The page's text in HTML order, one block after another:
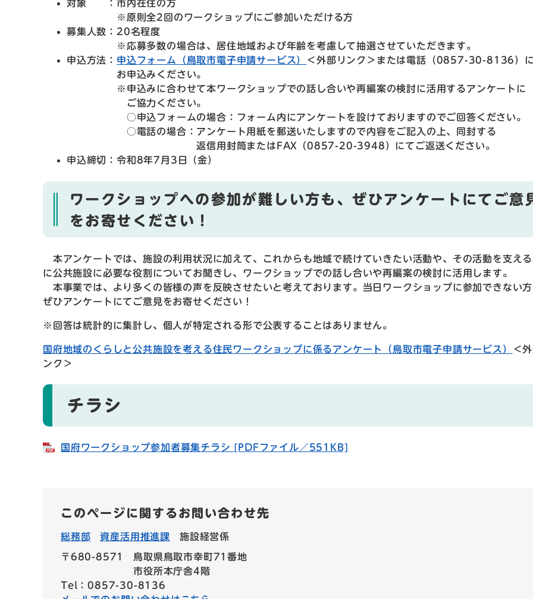
対象 ：市内在住の方
※原則全2回のワークショップにご参加いただける方
募集人数：20名程度
※応募多数の場合は、居住地域および年齢を考慮して抽選させていただきます。
申込方法： 申込フォーム（鳥取市電子申請サービス） ＜外部リンク＞ または電話（0857-30-8136）
お申込みください。
※申込みに合わせて本ワークショップでの話し合いや再編案の検討に活用するアンケートに
ご協力ください。
○申込フォームの場合：フォーム内にアンケートを設けておりますのでご回答ください。
○電話の場合：アンケート用紙を郵送いたしますので内容をご記入の上、同封する
返信用封筒またはFAX（0857-20-3948）にてご返送ください。
申込締切：令和8年7月3日（金）
ワークショップへの参加が難しい方も、ぜひアンケートにてご意
をお寄せください！
本アンケートでは、施設の利用状況に加えて、これからも地域で続けていきたい活動や、その活動を支え
に公共施設に必要な役割についてお聞きし、ワークショップでの話し合いや再編案の検討に活用します。
本事業では、より多くの皆様の声を反映させたいと考えております。当日ワークショップに参加できない
ぜひアンケートにてご意見をお寄せください！
※回答は統計的に集計し、個人が特定される形で公表することはありません。
国府地域のくらしと公共施設を考える住民ワークショップに係るアンケート（鳥取市電子申請サービス）
＜
ンク＞
チラシ
国府ワークショップ参加者募集チラシ [PDFファイル／551KB]
このページに関するお問い合わせ先
総務部 資産活用推進課 施設経営係
〒680-8571
鳥取県鳥取市幸町71番地
市役所本庁舎4階
Tel：0857-30-8136